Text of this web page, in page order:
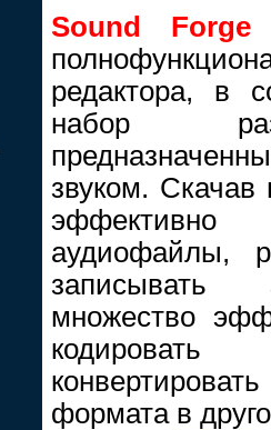
Sound Forge
редактора, в
набор
звуком.
аудиофайлы,
записывать
множество
формата в